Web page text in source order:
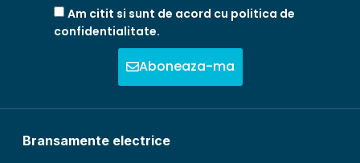
Am citit si sunt de acord cu politica de
confidentialitate.
Aboneaza-ma
Bransamente electrice